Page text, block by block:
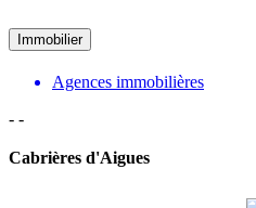
Immobilier
Agences immobilières
- -
Cabrières d'Aigues